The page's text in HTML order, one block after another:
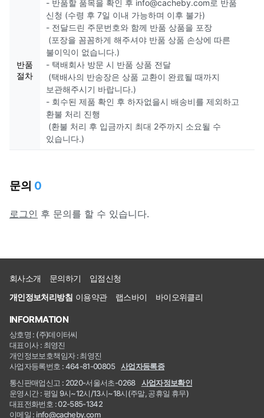
반품
절차
- 반품할 품목을 확인 후 info@cacheby.com로 반품
신청 (수령 후 7일 이내 가능하며 이후 불가)
- 전달드린 주문번호와 함께 반품 상품을 포장
(포장을 꼼꼼하게 해주셔야 반품 상품 손상에 따른
불이익이 없습니다.)
- 택배회사 방문 시 반품 상품 전달
(택배사의 반송장은 상품 교환이 완료될 때까지
보관해주시기 바랍니다.)
- 회수된 제품 확인 후 하자없을시 배송비를 제외하고
환불 처리 진행
(환불 처리 후 입금까지 최대 2주까지 소요될 수
있습니다.)
문의 0
로그인 후 문의를 할 수 있습니다.
회사소개 문의하기
입점신청
개인정보처리방침 이용약관 랩스바이 바이오위클리
INFORMATION
상호명 : (주)데이터씨
대표이사 : 최영진
개인정보보호책임자 : 최영진
사업자등록번호 : 464-81-00805
사업자등록증
통신판매업신고 : 2020-서울서초-0268
사업자정보확인
운영시간 : 평일 9시~12시/13시~18시(주말, 공휴일 휴무)
대표전화번호 : 02-585-1342
이메일 : info@cacheby.com